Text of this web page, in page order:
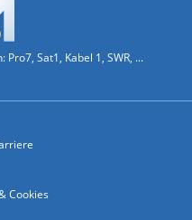
Sat1, Kabel 1, SWR, ...
Cookies